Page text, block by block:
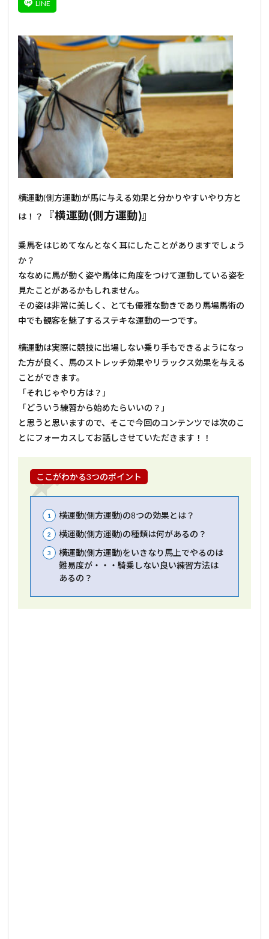
横運動(側方運動)が馬に与える効果と分かりやすいやり方と
は！？
『横運動(側方運動)』
乗馬をはじめてなんとなく耳にしたことがありますでしょう
か？
ななめに馬が動く姿や馬体に角度をつけて運動している姿を
見たことがあるかもしれません。
その姿は非常に美しく、とても優雅な動きであり馬場馬術の
中でも観客を魅了するステキな運動の一つです。
横運動は実際に競技に出場しない乗り手もできるようになっ
た方が良く、馬のストレッチ効果やリラックス効果を与える
ことができます。
「それじゃやり方は？」
「どういう練習から始めたらいいの？」
と思うと思いますので、そこで今回のコンテンツでは次のこ
とにフォーカスしてお話しさせていただきます！！
ここがわかる3つのポイント
横運動(側方運動)の8つの効果とは？
横運動(側方運動)の種類は何があるの？
横運動(側方運動)をいきなり馬上でやるのは
難易度が・・・騎乗しない良い練習方法は
あるの？